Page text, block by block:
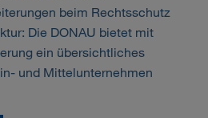
beim Rechtsschutz
Die DONAU bietet mit
ein übersichtliches
und Mittelunternehmen